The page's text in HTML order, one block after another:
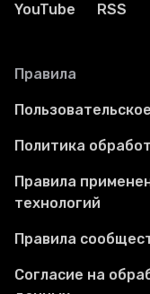
YouTube RSS
Правила
Политика
Правила
технологий
Правила
Согласие на